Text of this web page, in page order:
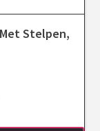
Stelpen,